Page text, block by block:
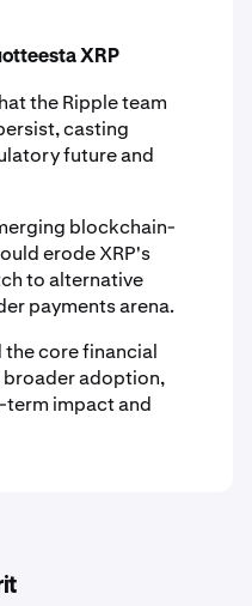
XRP
the Ripple team
casting
future and
blockchain-
erode XRP's
to alternative
payments arena.
core financial
adoption,
impact and